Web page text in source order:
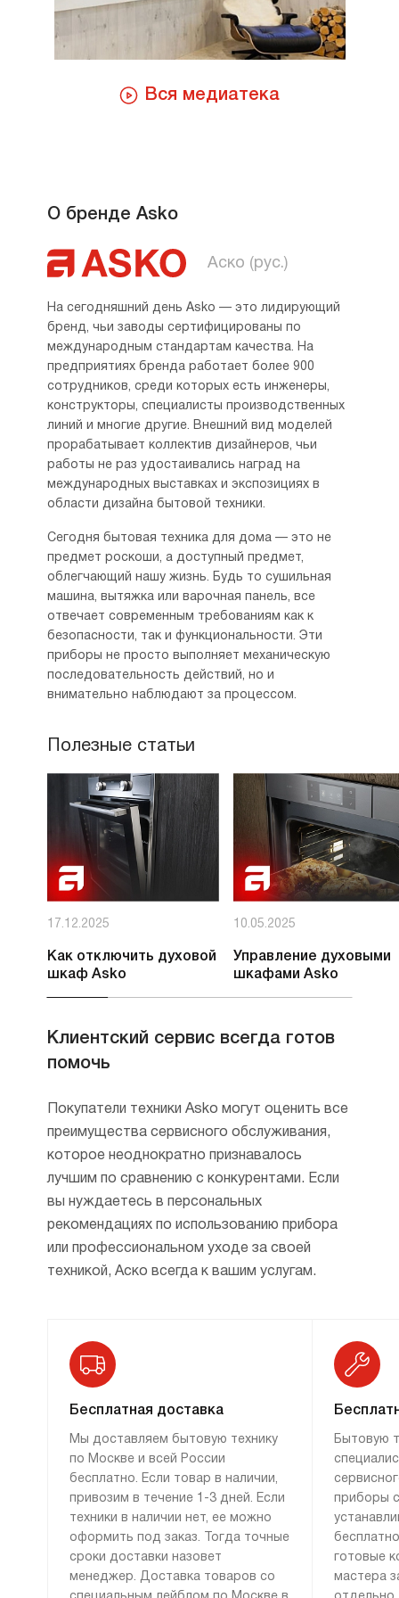
Вся медиатека
О бренде Asko
Аско (рус.)
На сегодняшний день Asko — это лидирующий
бренд, чьи заводы сертифицированы по
международным стандартам качества. На
предприятиях бренда работает более 900
сотрудников, среди которых есть инженеры,
конструкторы, специалисты производственных
линий и многие другие. Внешний вид моделей
прорабатывает коллектив дизайнеров, чьи
работы не раз удостаивались наград на
международных выставках и экспозициях в
области дизайна бытовой техники.
Сегодня бытовая техника для дома — это не
предмет роскоши, а доступный предмет,
облегчающий нашу жизнь. Будь то сушильная
машина, вытяжка или варочная панель, все
отвечает современным требованиям как к
безопасности, так и функциональности. Эти
приборы не просто выполняет механическую
последовательность действий, но и
внимательно наблюдают за процессом.
Полезные статьи
17.12.2025
Как отключить духовой
шкаф Asko
10.05.2025
Управление духовыми
шкафами Asko
Клиентский сервис всегда готов
помочь
Покупатели техники Asko могут оценить все
преимущества сервисного обслуживания,
которое неоднократно признавалось
лучшим по сравнению с конкурентами. Если
вы нуждаетесь в персональных
рекомендациях по использованию прибора
или профессиональном уходе за своей
техникой, Аско всегда к вашим услугам.
Бесплатная доставка
Мы доставляем бытовую технику
по Москве и всей России
бесплатно. Если товар в наличии,
привозим в течение 1-3 дней. Если
техники в наличии нет, ее можно
оформить под заказ. Тогда точные
сроки доставки назовет
менеджер. Доставка товаров со
Бытовую
приборы
готовые
мастера